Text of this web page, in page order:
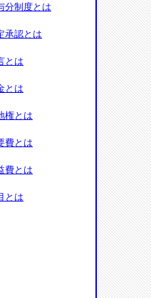
分制度とは
承認とは
とは
とは
権とは
費とは
費とは
とは